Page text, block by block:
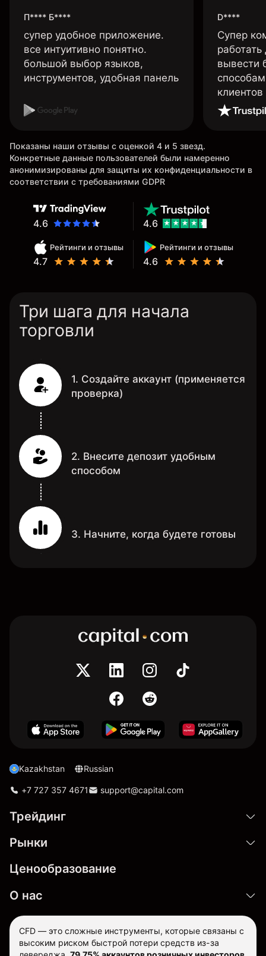
П**** Б****
супер удобное приложение.
все интуитивно понятно.
большой выбор языков,
инструментов, удобная панель
D****
Супер
вывести
Показаны наши отзывы с оценкой 4 и 5 звезд.
Конкретные данные пользователей были намеренно
анонимизированы для защиты их конфиденциальности в
соответствии с требованиями GDPR
4.6
Рейтинги и отзывы
4.7
Рейтинги и отзывы
4.6
4.6
Три шага для начала
торговли
1. Создайте аккаунт (применяется
проверка)
2. Внесите депозит удобным
способом
3. Начните, когда будете готовы
Kazakhstan Russian
+7 727 357 4671 support@capital.com
Трейдинг
Рынки
Ценообразование
О нас
CFD — это сложные инструменты, которые связаны с
высоким риском быстрой потери средств из-за